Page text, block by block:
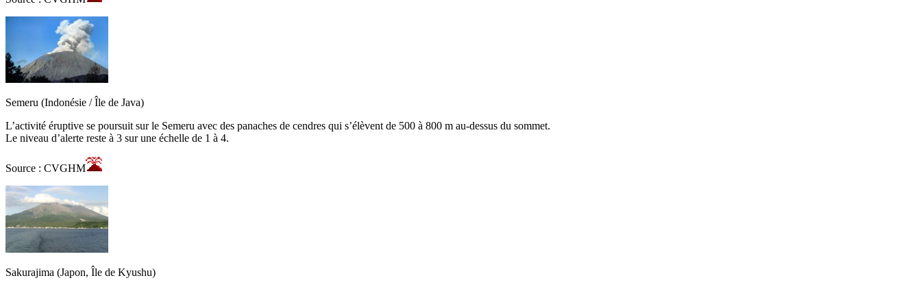
Semeru (Indonésie / Île de Java)
L’activité éruptive se poursuit sur le Semeru avec des panaches de cendres qui s’élèvent de 500 à 800 m au-dessus du sommet.
Le niveau d’alerte reste à 3 sur une échelle de 1 à 4.
Source : CVGHM
Sakurajima (Japon, Île de Kyushu)